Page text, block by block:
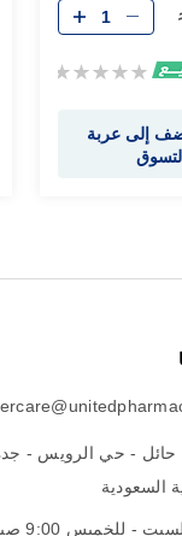
Rating:
إلى عربة
التسوق
حائل - حي الرويس -
السعودية